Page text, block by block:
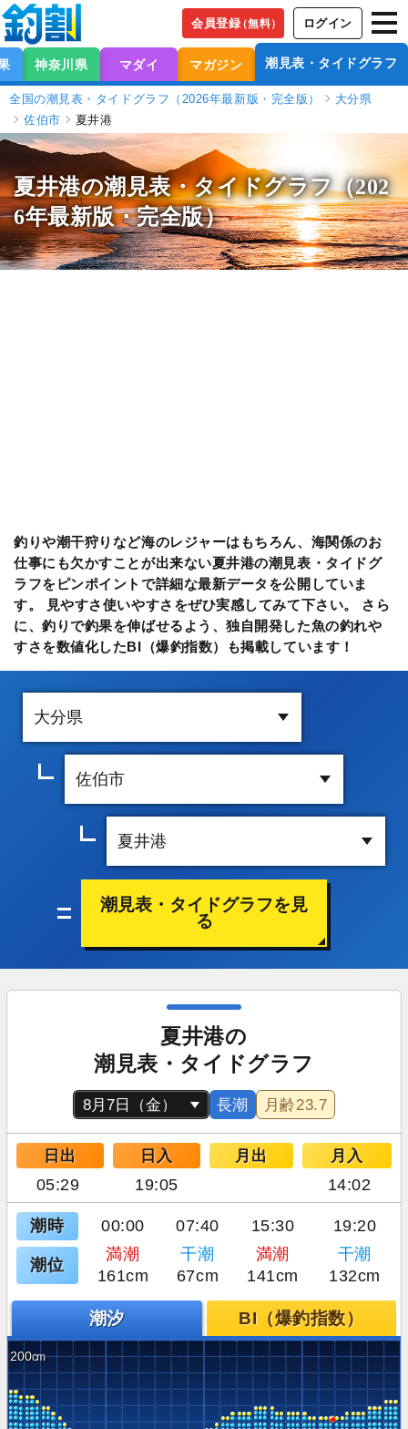
会員登録（無料） ログイン
神奈川県 マダイ マガジン 潮見表・タイドグラフ
全国の潮見表・タイドグラフ（2026年最新版・完全版）
大分県
佐伯市
夏井港
夏井港の潮見表・タイドグラフ（202
6年最新版・完全版）
釣りや潮干狩りなど海のレジャーはもちろん、海関係のお
仕事にも欠かすことが出来ない夏井港の潮見表・タイドグ
ラフをピンポイントで詳細な最新データを公開していま
す。 見やすさ使いやすさをぜひ実感してみて下さい。 さら
に、釣りで釣果を伸ばせるよう、独自開発した魚の釣れや
すさを数値化したBI（爆釣指数）も掲載しています！
潮見表・タイドグラフを見
る
夏井港の
潮見表・タイドグラフ
長潮 月齢23.7
日出 日入 月出 月入
05:29 19:05 14:02
潮時 00:00 07:40 15:30 19:20
潮位
満潮 干潮 満潮
干潮
161cm
67cm 141cm 132cm
潮汐 BI（爆釣指数）
200